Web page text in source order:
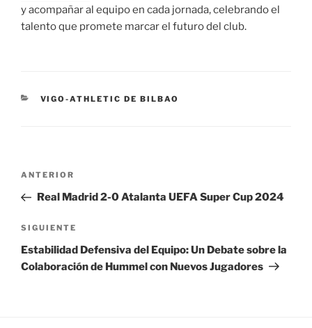
y acompañar al equipo en cada jornada, celebrando el
talento que promete marcar el futuro del club.
CATEGORÍAS
VIGO-ATHLETIC DE BILBAO
Navegación
entradas
Entrada
anterior:
ANTERIOR
Real Madrid 2-0 Atalanta UEFA Super Cup 2024
Siguiente
entrada
SIGUIENTE
Estabilidad Defensiva del Equipo: Un Debate sobre la
Colaboración de Hummel con Nuevos Jugadores